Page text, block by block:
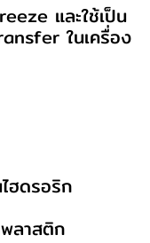
และใช้เป็น
ในเครื่อง
ฮดรอริก
ลาสติก